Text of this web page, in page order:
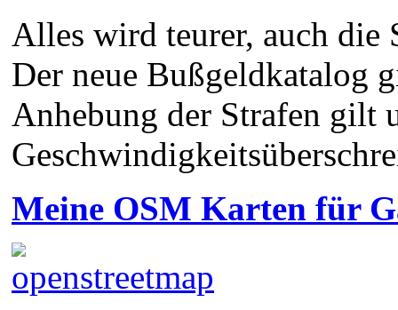
Alles wird teurer, auch die
Der neue Bußgeldkatalog
Anhebung der Strafen gilt
Meine OSM Karten für